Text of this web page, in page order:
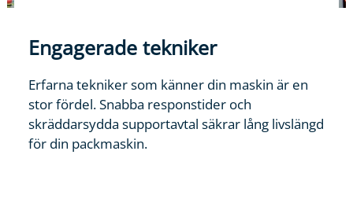
Engagerade tekniker
Erfarna tekniker som känner din maskin är en
stor fördel. Snabba responstider och
skräddarsydda supportavtal säkrar lång livslängd
för din packmaskin.